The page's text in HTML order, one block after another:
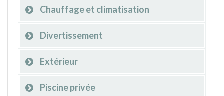
Chauffage et climatisation
Divertissement
Extérieur
Piscine privée